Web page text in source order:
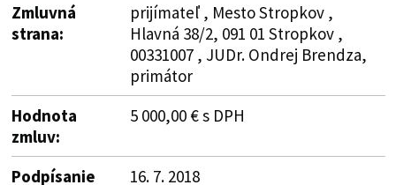
Zmluvná
strana:
prijímateľ , Mesto Stropkov ,
Hlavná 38/2, 091 01 Stropkov ,
00331007 , JUDr. Ondrej Brendza,
primátor
Hodnota
zmluv:
5 000,00 € s DPH
Podpísanie
16. 7. 2018